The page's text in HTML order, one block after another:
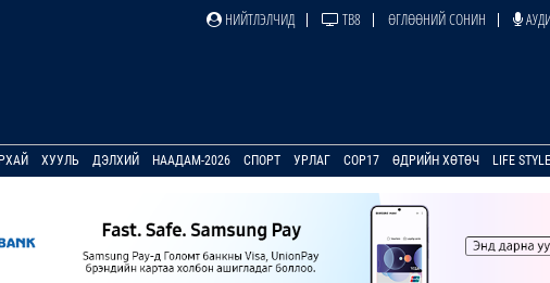
НИЙТЛЭЛЧИД ТВ8 ӨГЛӨӨНИЙ СОНИН
ХУУЛЬ ДЭЛХИЙ НААДАМ-2026 СПОРТ УРЛАГ COP17 ӨДРИЙН ХӨТӨЧ LIFE STYLE